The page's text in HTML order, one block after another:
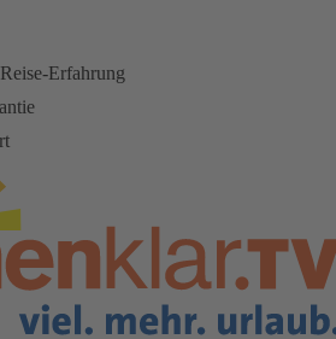
Erfahrung